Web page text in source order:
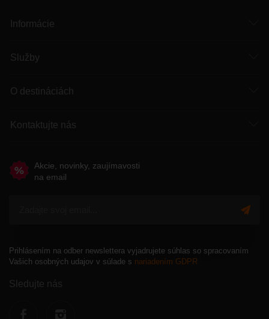
Informácie
Služby
O destináciách
Kontaktujte nás
Akcie, novinky, zaujímavosti
na email
Prihlásením na odber newslettera vyjadrujete súhlas so spracovaním
Vašich osobných udajov v súlade s nariadením GDPR
Sledujte nás